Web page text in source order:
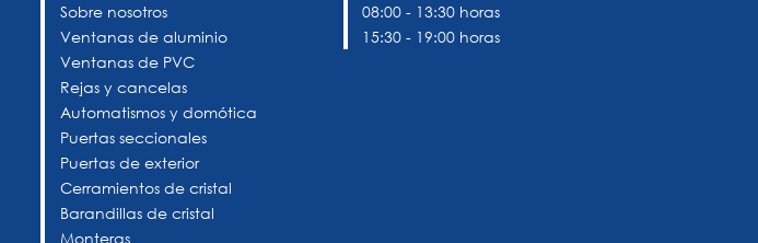
Sobre nosotros
Ventanas de aluminio
Ventanas de PVC
Rejas y cancelas
Automatismos y domótica
Puertas seccionales
Puertas de exterior
Cerramientos de cristal
Barandillas de cristal
Monteras
08:00 - 13:30 horas
15:30 - 19:00 horas